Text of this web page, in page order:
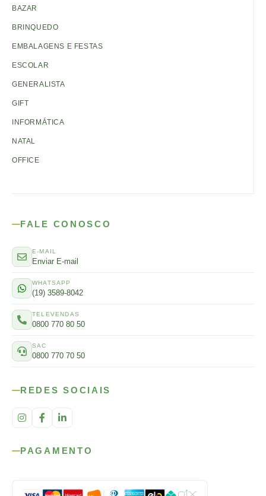
BAZAR
BRINQUEDO
EMBALAGENS E FESTAS
ESCOLAR
GENERALISTA
GIFT
INFORMÁTICA
NATAL
OFFICE
FALE CONOSCO
E-MAIL
Enviar E-mail
WHATSAPP
(19) 3589-8042
TELEVENDAS
0800 770 80 50
SAC
0800 770 70 50
REDES SOCIAIS
PAGAMENTO